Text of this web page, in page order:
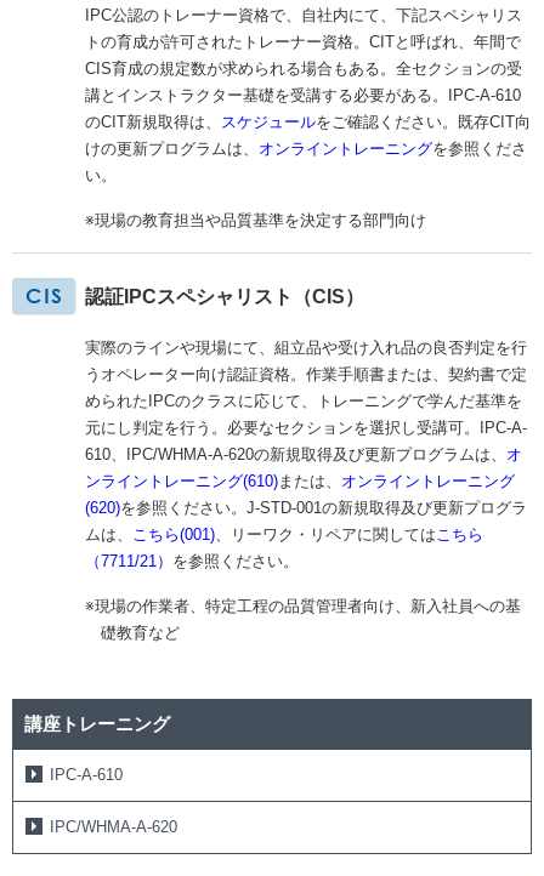
IPC公認のトレーナー資格で、自社内にて、下記スペシャリス
トの育成が許可されたトレーナー資格。CITと呼ばれ、年間で
CIS育成の規定数が求められる場合もある。全セクションの受
講とインストラクター基礎を受講する必要がある。IPC-A-610
のCIT新規取得は、 スケジュールをご確認ください。既存CIT向
けの更新プログラムは、 オンライントレーニングを参照くださ
い。
※現場の教育担当や品質基準を決定する部門向け
認証IPCスペシャリスト（CIS）
実際のラインや現場にて、組立品や受け入れ品の良否判定を行
うオペレーター向け認証資格。作業手順書または、契約書で定
められたIPCのクラスに応じて、トレーニングで学んだ基準を
元にし判定を行う。必要なセクションを選択し受講可。IPC-A-
610、IPC/WHMA-A-620の新規取得及び更新プログラムは、 オ
ンライントレーニング(610)または、 オンライントレーニング
(620)を参照ください。J-STD-001の新規取得及び更新プログラ
ムは、 こちら(001)、リーワク・リペアに関してはこちら
（7711/21） を参照ください。
※現場の作業者、特定工程の品質管理者向け、新入社員への基
礎教育など
講座トレーニング
IPC-A-610
IPC/WHMA-A-620